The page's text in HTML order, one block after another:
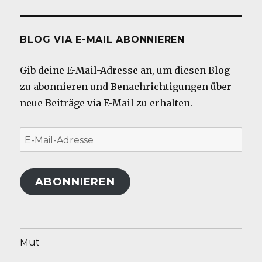
BLOG VIA E-MAIL ABONNIEREN
Gib deine E-Mail-Adresse an, um diesen Blog
zu abonnieren und Benachrichtigungen über
neue Beiträge via E-Mail zu erhalten.
E-
Mail-
Adresse
ABONNIEREN
Mut